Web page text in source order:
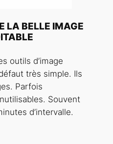
LA BELLE IMAGE
outils d’image
très simple. Ils
Parfois
Souvent
d’intervalle.